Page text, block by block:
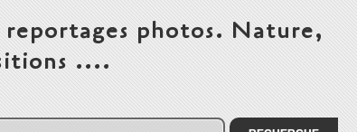
reportages photos. Nature,
....